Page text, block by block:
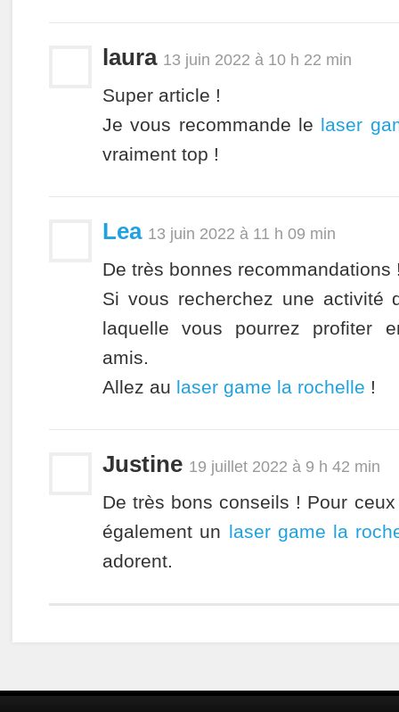
laura 13 juin 2022 à 10 h 22 min
Super article !
Je vous recommande le laser
vraiment top !
Lea 13 juin 2022 à 11 h 09 min
De très bonnes recommandations
Si vous recherchez une activité
laquelle vous pourrez profiter
amis.
Allez au laser game la rochelle !
Justine 19 juillet 2022 à 9 h 42 min
De très bons conseils ! Pour
également un laser game la
adorent.